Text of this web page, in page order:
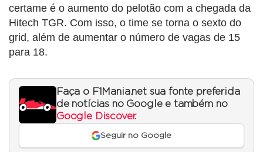
certame é o aumento do pelotão com a chegada da
Hitech TGR. Com isso, o time se torna o sexto do
grid, além de aumentar o número de vagas de 15
para 18.
Faça o F1Mania.net sua fonte preferida
de notícias no Google e também no
Google Discover.
Seguir no Google